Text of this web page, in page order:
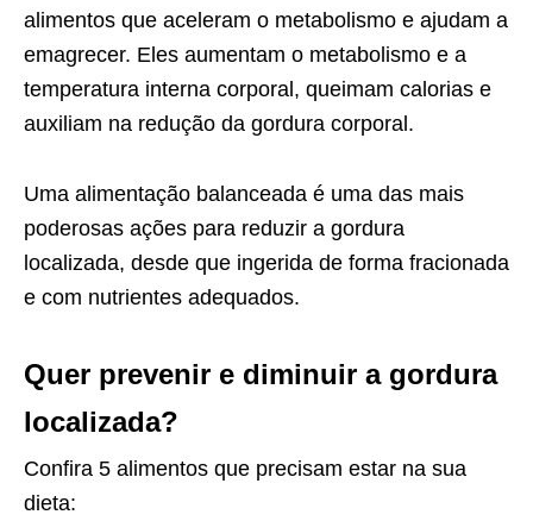
alimentos que aceleram o metabolismo e ajudam a
emagrecer. Eles aumentam o metabolismo e a
temperatura interna corporal, queimam calorias e
auxiliam na redução da gordura corporal.
Uma alimentação balanceada é uma das mais
poderosas ações para reduzir a gordura
localizada, desde que ingerida de forma fracionada
e com nutrientes adequados.
Quer prevenir e diminuir a gordura
localizada?
Confira 5 alimentos que precisam estar na sua
dieta: